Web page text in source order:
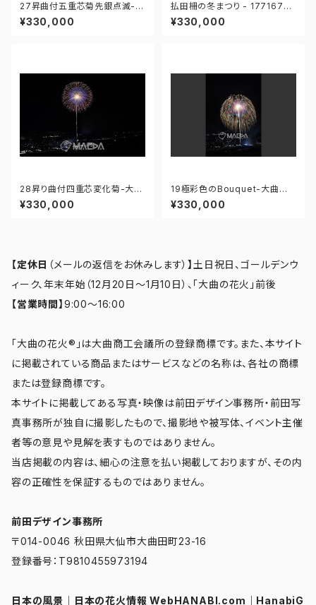
27昇曲付五重芯菊先銀点滅-大
曲の花火 第97回全国花火競技
大会 - 176675698053510
¥330,000
払田柵の冬まつり - 17716760
9431911
¥330,000
28昇り曲付四重芯変化菊-大曲
の花火 第97回全国花火競技大
会 - 176675730269962
¥330,000
19極彩色のBouquet-大曲の
花火 第97回全国花火競技大会
- 176671211857484
¥330,000
【定休日 （メールの返信をお休みします）】 土日祝日、ゴールデンウ
ィーク、年末年始（12月20日～1月10日）、「大曲の花火」前後
【営業時間】 9:00～16:00
「大曲の花火®」は大曲商工会議所の登録商標です。また、本サイト
に掲載されている商品またはサービスなどの名称は、各社の商標
または登録商標です。
本サイトに掲載してある写真・映像は前田デザイン事務所・前田写
真事務所が独自に撮影したもので、撮影地や被写体、イベント主催
者等の意見や見解を表すものではありません。
当店掲載の内容は、細心の注意を払い掲載しておりますが、その内
容の正確性を保証するものではありません。
前田デザイン事務所
〒014-0046 秋田県大仙市大曲田町23-16
登録番号：T9810455973194
日本の風景 日本の花火情報 WebHANABI.com HanabiG